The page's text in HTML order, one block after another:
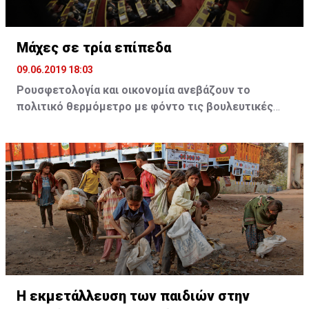
Μάχες σε τρία επίπεδα
09.06.2019 18:03
Ρουσφετολογία και οικονομία ανεβάζουν το
πολιτικό θερμόμετρο με φόντο τις βουλευτικές
Τσίπρας και Μητσοτάκης παίζουν τα ρέστα τους, σε
μια προσπάθεια να αυξήσουν την εκλογική τους
δύναμη. Στο ΚΙΝΑΛ η ρήξη Γεννηματά - Βενιζέλου
προκαλεί τριγμούς. Βαρουφάκης και Βελόπουλος
δίνουν μάχη για να μπουν στη βουλή
Η μεγάλη νίκη στις ευρωεκλογές για τη Νέα
Δημοκρατία έχει πλέον μεταφέρει τη συζήτηση
στον αν το κόμμα της αξιωματικής αντιπολίτευσης
θα καταφέρει την αυτοδυναμία στις εκλογές της
Η εκμετάλλευση των παιδιών στην